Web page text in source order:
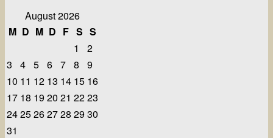
August 2026
M D M D F S S
1
2
3
4 5 6 7 8
9
10 11 12 13 14 15 16
17 18 19 20 21 2223
2425262728 29 30
31